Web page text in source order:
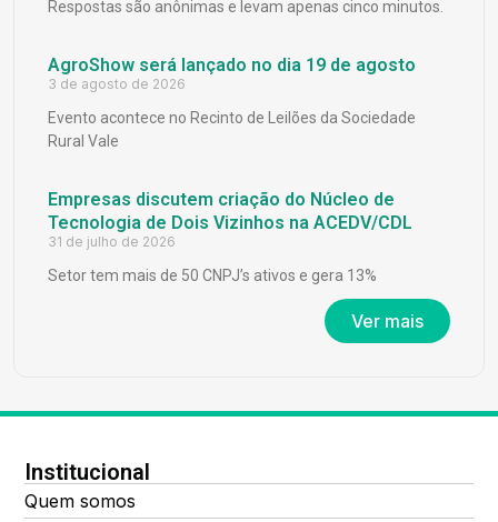
Respostas são anônimas e levam apenas cinco minutos.
AgroShow será lançado no dia 19 de agosto
3 de agosto de 2026
Evento acontece no Recinto de Leilões da Sociedade
Rural Vale
Empresas discutem criação do Núcleo de
Tecnologia de Dois Vizinhos na ACEDV/CDL
31 de julho de 2026
Setor tem mais de 50 CNPJ’s ativos e gera 13%
Ver mais
Institucional
Quem somos